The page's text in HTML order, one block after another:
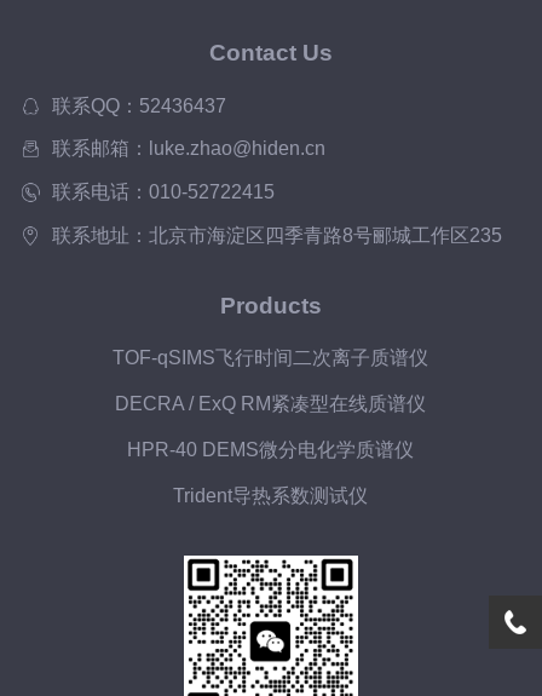
Contact Us
联系QQ：52436437
联系邮箱：luke.zhao@hiden.cn
联系电话：010-52722415
联系地址：北京市海淀区四季青路8号郦城工作区235
Products
TOF-qSIMS飞行时间二次离子质谱仪
DECRA / ExQ RM紧凑型在线质谱仪
HPR-40 DEMS微分电化学质谱仪
Trident导热系数测试仪